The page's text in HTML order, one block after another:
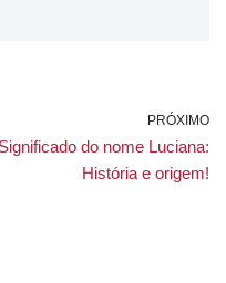
PRÓXIMO
Significado do nome Luciana:
História e origem!